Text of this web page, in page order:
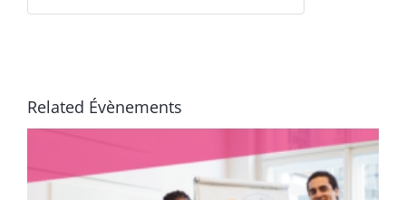
Related Évènements